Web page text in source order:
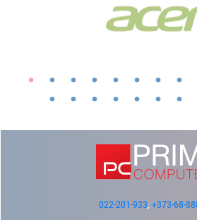
022-201-933, +373-68-